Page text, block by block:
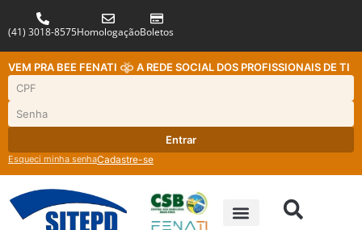
(41) 3018-8575HomologaçãoBoletos
VEM PRA BEE FENATI A REDE SOCIAL DOS PROFISSIONAIS DE TI
Entrar
Esqueci minha senhaCadastre-se